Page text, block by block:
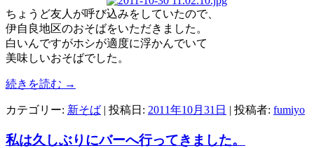
ちょうど友人が呼び込みをしていたので、
伊自良地区のおそばをいただきました。
白いんですがホシが適度に浮かんでいて
美味しいおそばでした。
続きを読む →
カテゴリー: 新そば | 投稿日: 2011年10月31日 | 投稿者: fumiyo
私は久しぶりにバーへ行ってきました。